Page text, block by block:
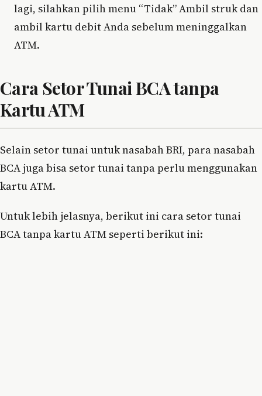
lagi, silahkan pilih menu “Tidak” Ambil struk dan
ambil kartu debit Anda sebelum meninggalkan
ATM.
Cara Setor Tunai BCA tanpa
Kartu ATM
Selain setor tunai untuk nasabah BRI, para nasabah
BCA juga bisa setor tunai tanpa perlu menggunakan
kartu ATM.
Untuk lebih jelasnya, berikut ini cara setor tunai
BCA tanpa kartu ATM seperti berikut ini: